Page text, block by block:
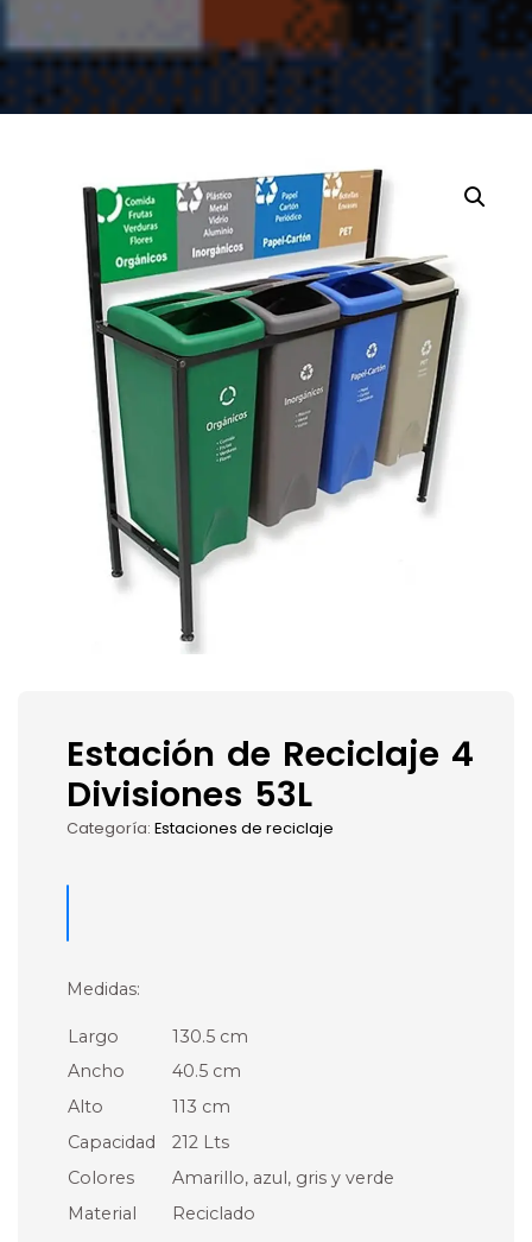
Estación de Reciclaje 4
Divisiones 53L
Categoría: Estaciones de reciclaje
Medidas:
Largo
130.5 cm
Ancho
40.5 cm
Alto
113 cm
Capacidad
212 Lts
Colores
Amarillo, azul, gris y verde
Material
Reciclado